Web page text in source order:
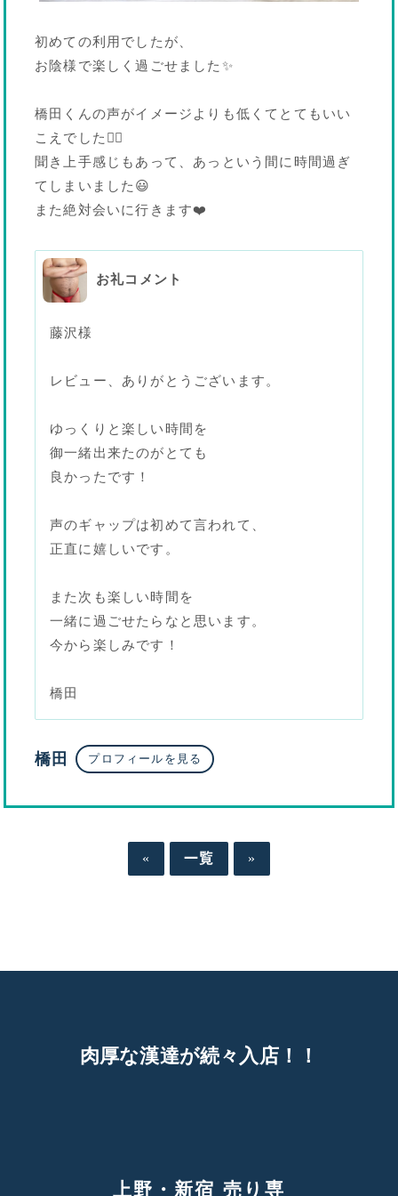
初めての利用でしたが、
お陰様で楽しく過ごせました✨
橋田くんの声がイメージよりも低くてとてもいい
こえでした👍🏽
聞き上手感じもあって、あっという間に時間過ぎ
てしまいました😃
また絶対会いに行きます❤️
お礼コメント
藤沢様
レビュー、ありがとうございます。
ゆっくりと楽しい時間を
御一緒出来たのがとても
良かったです！
声のギャップは初めて言われて、
正直に嬉しいです。
また次も楽しい時間を
一緒に過ごせたらなと思います。
今から楽しみです！
橋田
橋田 プロフィールを見る
« 一覧 »
肉厚な漢達が続々 入 店！ ！
上野・新宿 売り専